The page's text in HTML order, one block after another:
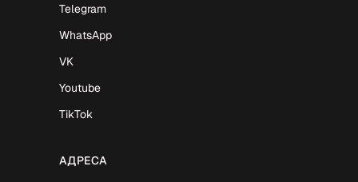
Telegram
WhatsApp
VK
Youtube
TikTok
АДРЕСА